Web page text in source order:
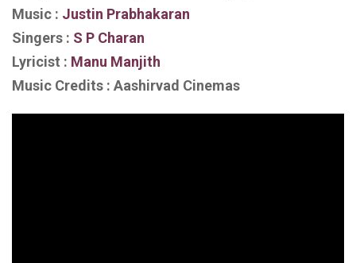
Music : Justin Prabhakaran
Singers : S P Charan
Lyricist : Manu Manjith
Music Credits : Aashirvad Cinemas